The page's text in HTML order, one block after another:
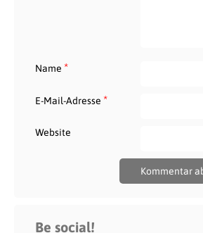
Name *
E-Mail-Adresse *
Website
Be social!